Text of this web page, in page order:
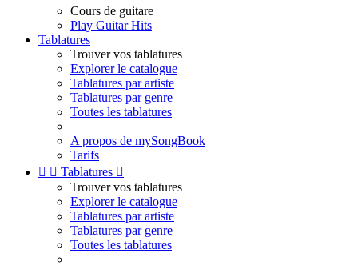
Cours de guitare
Play Guitar Hits
Tablatures
Trouver vos tablatures
Explorer le catalogue
Tablatures par artiste
Tablatures par genre
Toutes les tablatures
A propos de mySongBook
Tarifs
  Tablatures 
Trouver vos tablatures
Explorer le catalogue
Tablatures par artiste
Tablatures par genre
Toutes les tablatures